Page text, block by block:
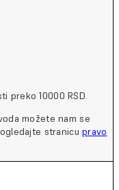
preko 10000 RSD.
možete nam se
stranicupravo